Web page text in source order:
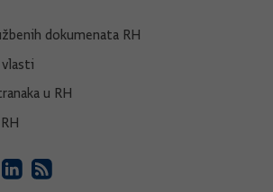
dokumenata RH
u RH